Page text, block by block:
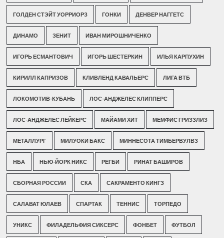
ГОЛДЕН СТЭЙТ УОРРИОРЗ ГОНКИ ДЕНВЕР НАГГЕТС
ДИНАМО ЗЕНИТ ИВАН МИРОШНИЧЕНКО
ИГОРЬ ЕСМАНТОВИЧ ИГОРЬ ШЕСТЕРКИН ИЛЬЯ КАРПУХИН
КИРИЛЛ КАПРИЗОВ КЛИВЛЕНД КАВАЛЬЕРС ЛИГА ВТБ
ЛОКОМОТИВ-КУБАНЬ ЛОС-АНДЖЕЛЕС КЛИППЕРС
ЛОС-АНДЖЕЛЕС ЛЕЙКЕРС МАЙАМИ ХИТ МЕМФИС ГРИЗЗЛИЗ
МЕТАЛЛУРГ МИЛУОКИ БАКС МИННЕСОТА ТИМБЕРВУЛВЗ
НБА НЬЮ-ЙОРК НИКС РЕГБИ РИНАТ БАШИРОВ
СБОРНАЯ РОССИИ СКА САКРАМЕНТО КИНГЗ
САЛАВАТ ЮЛАЕВ СПАРТАК ТЕННИС ТОРПЕДО
УНИКС ФИЛАДЕЛЬФИЯ СИКСЕРС ФОНБЕТ ФУТБОЛ